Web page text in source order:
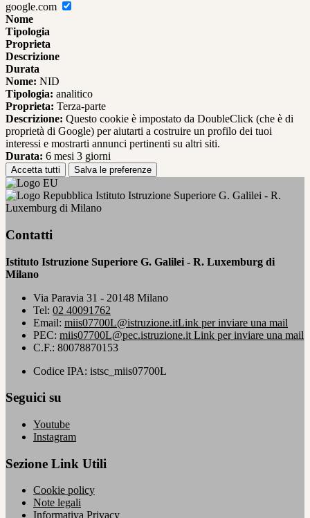
google.com
Nome
Tipologia
Proprieta
Descrizione
Durata
Nome: NID
Tipologia: analitico
Proprieta: Terza-parte
Descrizione: Questo cookie è impostato da DoubleClick (che è di
proprietà di Google) per aiutarti a costruire un profilo dei tuoi
interessi e mostrarti annunci pertinenti su altri siti.
Durata: 6 mesi 3 giorni
Accetta tutti Salva le preferenze
Istituto Istruzione Superiore G. Galilei - R.
Luxemburg di Milano
Contatti
Istituto Istruzione Superiore G. Galilei - R. Luxemburg di
Milano
Via Paravia 31 - 20148 Milano
Tel: 02 40091762
Email: miis07700L@istruzione.itLink per inviare una mail
PEC: miis07700L@pec.istruzione.it Link per inviare una mail
C.F.: 80078870153
Codice IPA: istsc_miis07700L
Seguici su
Youtube
Instagram
Sezione Link Utili
Cookie policy
Note legali
Informativa Privacy